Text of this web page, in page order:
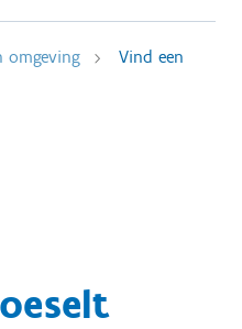
omgeving
Vind een